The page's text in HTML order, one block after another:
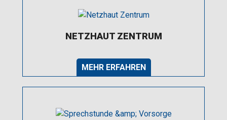
NETZHAUT ZENTRUM
MEHR ERFAHREN